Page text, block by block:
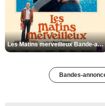
Les Matins merveilleux Bande-annonce VF
Bandes-